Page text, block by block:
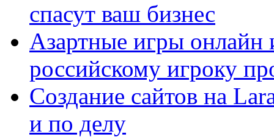
спасут ваш бизнес
Азартные игры онлайн
российскому игроку
Создание сайтов на
и по делу